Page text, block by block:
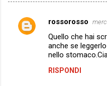
C
rossorosso
Quello che hai
anche se
nello
RISPONDI